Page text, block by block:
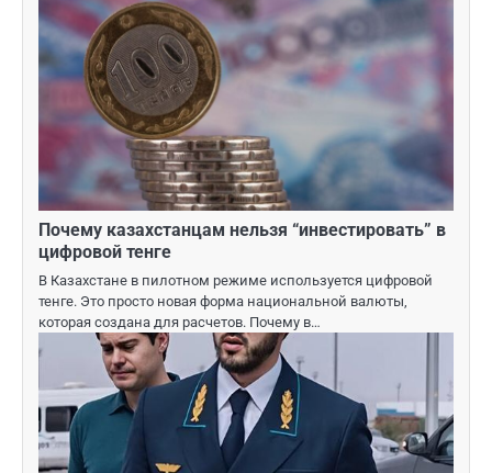
Почему казахстанцам нельзя “инвестировать” в
цифровой тенге
В Казахстане в пилотном режиме используется цифровой
тенге. Это просто новая форма национальной валюты,
которая создана для расчетов. Почему в…